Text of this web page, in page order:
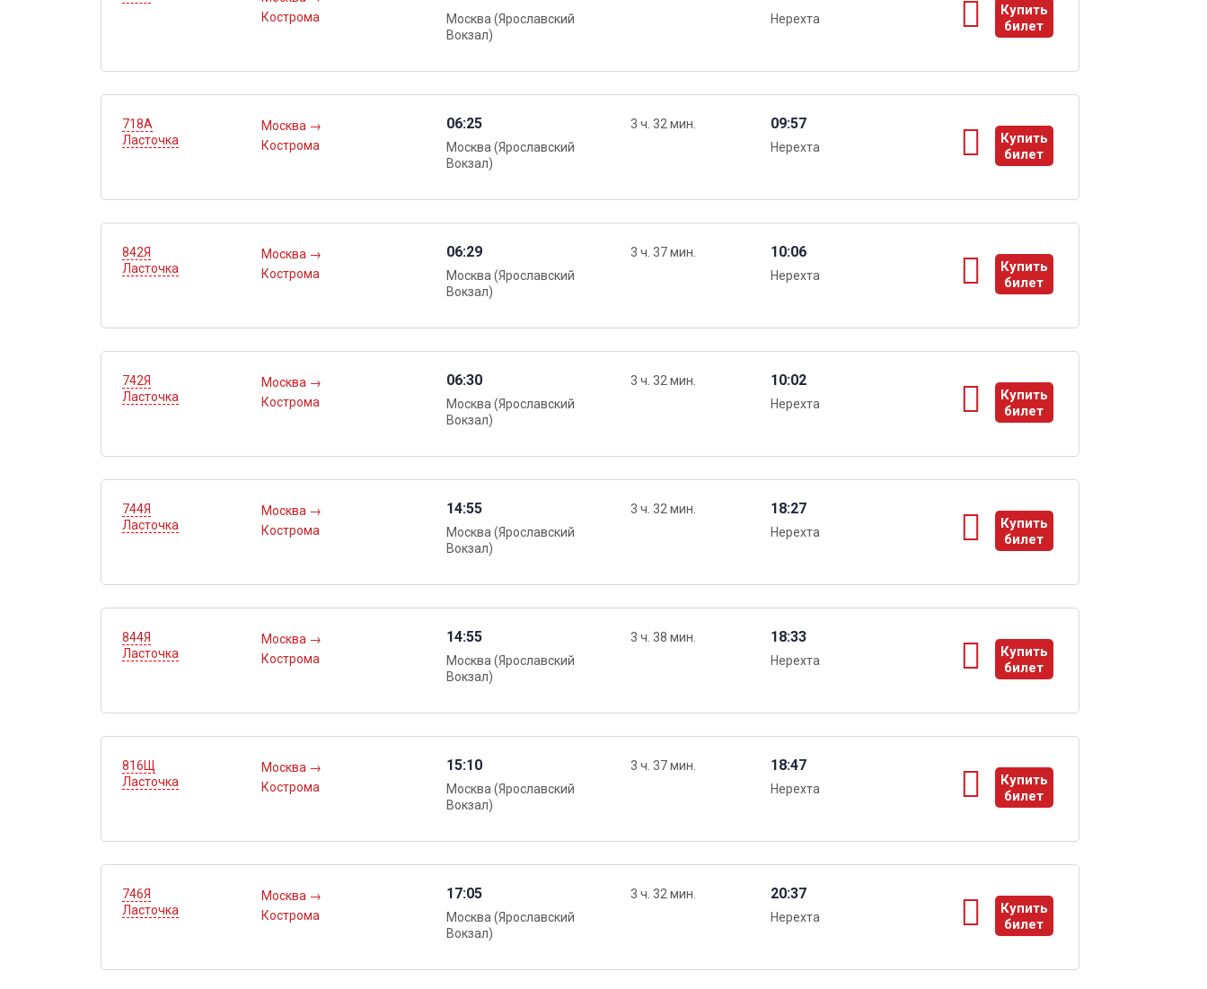
Кострома
Москва (Ярославский
Вокзал)
Нерехта
Купить
билет
ы
718А
Ласточка
Москва →
Кострома
06:25
Москва (Ярославский
Вокзал)
3 ч. 32 мин. 09:57
Нерехта
Купить
билет
ы
842Я
Ласточка
Москва →
Кострома
06:29
Москва (Ярославский
Вокзал)
3 ч. 37 мин. 10:06
Нерехта
Купить
билет
ы
742Я
Ласточка
Москва →
Кострома
06:30
Москва (Ярославский
Вокзал)
3 ч. 32 мин. 10:02
Нерехта
Купить
билет
ы
744Я
Ласточка
Москва →
Кострома
14:55
Москва (Ярославский
Вокзал)
3 ч. 32 мин. 18:27
Нерехта
Купить
билет
ы
844Я
Ласточка
Москва →
Кострома
14:55
Москва (Ярославский
Вокзал)
3 ч. 38 мин. 18:33
Нерехта
Купить
билет
ы
816Щ
Ласточка
Москва →
Кострома
15:10
Москва (Ярославский
Вокзал)
3 ч. 37 мин. 18:47
Нерехта
Купить
билет
ы
746Я
Ласточка
Москва →
Кострома
17:05
Москва (Ярославский
Вокзал)
3 ч. 32 мин. 20:37
Нерехта
Купить
билет
ы